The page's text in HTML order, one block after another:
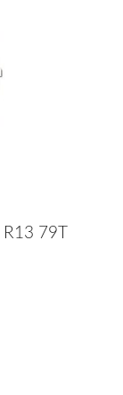
79T